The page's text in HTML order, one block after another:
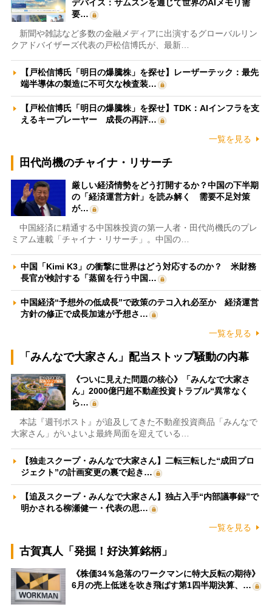
デバイス：サムスンを通じて世界のAIメモリ需
要…
新聞や雑誌など多数の金融メディアに出演するグローバルリン
クアドバイザーズ代表の戸松信博氏が、最新…
【戸松信博氏「明日の爆騰株」を探せ】レーザーテック：最先
端半導体の製造に不可欠な検査装…
【戸松信博氏「明日の爆騰株」を探せ】TDK：AIインフラを支
えるキープレーヤー 成長の再評…
一覧を見る
田代尚機のチャイナ・リサーチ
厳しい経済情勢をどう打開するか？中国の下半期
の「経済運営方針」を読み解く 需要不足対策
が…
中国経済に精通する中国株投資の第一人者・田代尚機氏のプレ
ミアム連載「チャイナ・リサーチ」。中国の…
中国「Kimi K3」の衝撃に世界はどう対応するのか？ 米財務
長官が検討する「蒸留を行う中国…
中国経済“予想外の低成長”で政策のテコ入れ必至か 経済運営
方針の修正で成長加速が予想さ…
一覧を見る
「みんなで大家さん」配当ストップ騒動の内幕
《ついに見えた問題の核心》「みんなで大家さ
ん」2000億円超不動産投資トラブル“異常なく
ら…
本誌『週刊ポスト』が追及してきた不動産投資商品「みんなで
大家さん」がいよいよ最終局面を迎えている…
【独走スクープ・みんなで大家さん】二転三転した“成田プロ
ジェクト”の計画変更の裏で起き…
【追及スクープ・みんなで大家さん】独占入手“内部議事録”で
明かされる柳瀬健一・代表の思…
一覧を見る
古賀真人「発掘！好決算銘柄」
《株価34％急落のワークマンに特大反転の期待》
6月の売上低迷を吹き飛ばす第1四半期決算、…